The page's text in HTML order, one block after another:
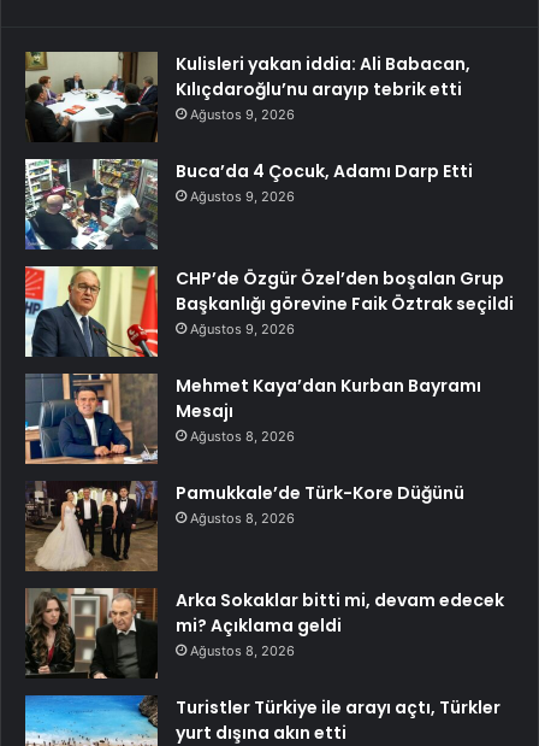
Kulisleri yakan iddia: Ali Babacan,
Kılıçdaroğlu’nu arayıp tebrik etti
Ağustos 9, 2026
Buca’da 4 Çocuk, Adamı Darp Etti
Ağustos 9, 2026
CHP’de Özgür Özel’den boşalan Grup
Başkanlığı görevine Faik Öztrak seçildi
Ağustos 9, 2026
Mehmet Kaya’dan Kurban Bayramı
Mesajı
Ağustos 8, 2026
Pamukkale’de Türk-Kore Düğünü
Ağustos 8, 2026
Arka Sokaklar bitti mi, devam edecek
mi? Açıklama geldi
Ağustos 8, 2026
Turistler Türkiye ile arayı açtı, Türkler
yurt dışına akın etti